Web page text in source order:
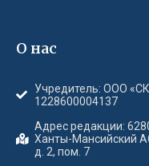
О нас
Учредитель: ООО
1228600004137
Адрес редакции:
Ханты-Мансийский
д. 2, пом. 7